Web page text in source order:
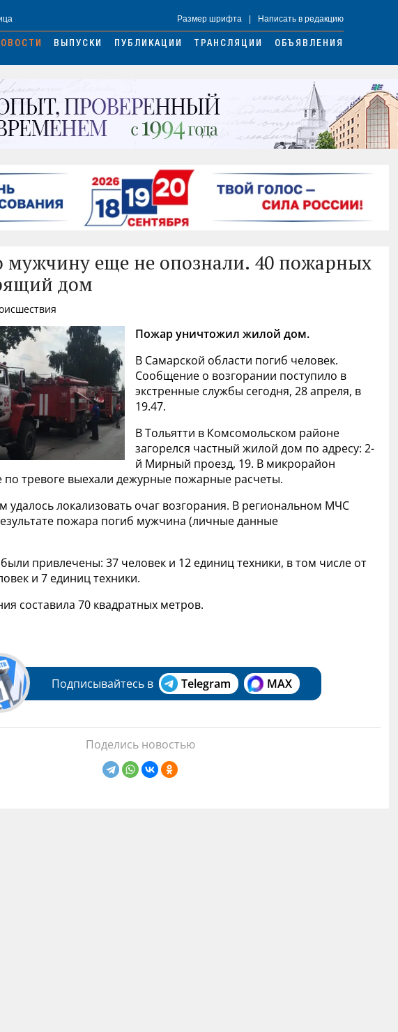
Размер шрифта Написать в редакцию
ВЫПУСКИ ПУБЛИКАЦИИ ТРАНСЛЯЦИИ ОБЪЯВЛЕНИЯ
мужчину еще не опознали. 40 пожарных
дом
Пожар уничтожил жилой дом.
В Самарской области погиб человек.
Сообщение о возгорании поступило в
экстренные службы сегодня, 28 апреля, в
19.47.
В Тольятти в Комсомольском районе
загорелся частный жилой дом по адресу: 2-
й Мирный проезд, 19. В микрорайон
по тревоге выехали дежурные пожарные расчеты.
удалось локализовать очаг возгорания. В региональном МЧС
пожара погиб мужчина (личные данные
привлечены: 37 человек и 12 единиц техники, в том числе от
и 7 единиц техники.
составила 70 квадратных метров.
Подписывайтесь в Telegram MAX
Поделись новостью